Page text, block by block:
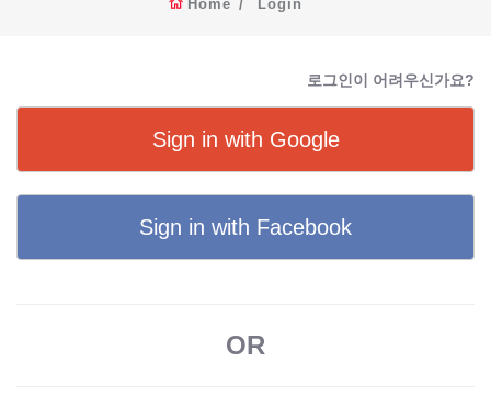
Home Login
로그인이 어려우신가요?
Sign in with Google
Sign in with Facebook
OR